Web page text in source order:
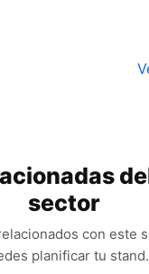
sector
con este
planificar tu stand.